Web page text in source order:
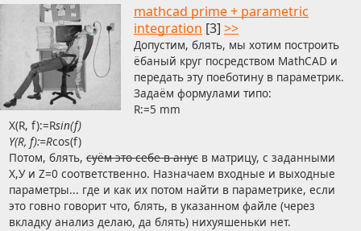
mathcad prime + parametric
integration [3] >>
Допустим, блять, мы хотим построить
ёбаный круг посредством MathCAD и
передать эту поеботину в параметрик.
Задаём формулами типо:
R:=5 mm
X(R, f):=Rsin(f)
Y(R, f):=Rcos(f)
Потом, блять, суём это себе в анусв матрицу, с заданными
Х,У и Z=0 соответственно. Назначаем входные и выходные
параметры... где и как их потом найти в параметрике, если
это говно говорит что, блять, в указанном файле (через
вкладку анализ делаю, да блять) нихуяшеньки нет.